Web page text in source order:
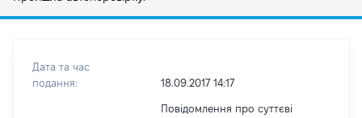
Дата та час
подання:
18.09.2017 14:17
Повідомлення про суттєві